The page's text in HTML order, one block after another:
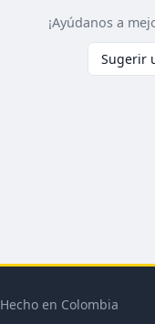
¡Ayúdanos a
Sugerir
Hecho en Colombia